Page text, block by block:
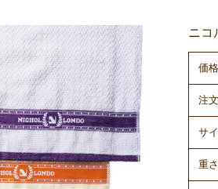
ニコ
価格
注
サ
重さ